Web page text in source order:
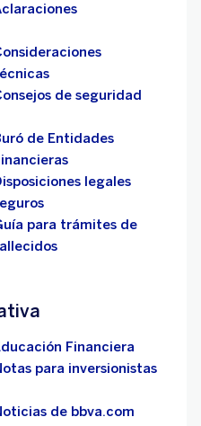
de seguridad
de Entidades
legales
para trámites de
Financiera
para inversionistas
de bbva.com